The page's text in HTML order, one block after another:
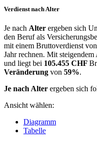
Verdienst nach Alter
Je nach Alter ergeben sich
den Beruf als
mit einem Bruttoverdienst von
Jahr rechnen. Mit
und liegt bei 105.455 CHF
Veränderung von 59%.
Je nach Alter ergeben sich
Ansicht wählen:
Diagramm
Tabelle